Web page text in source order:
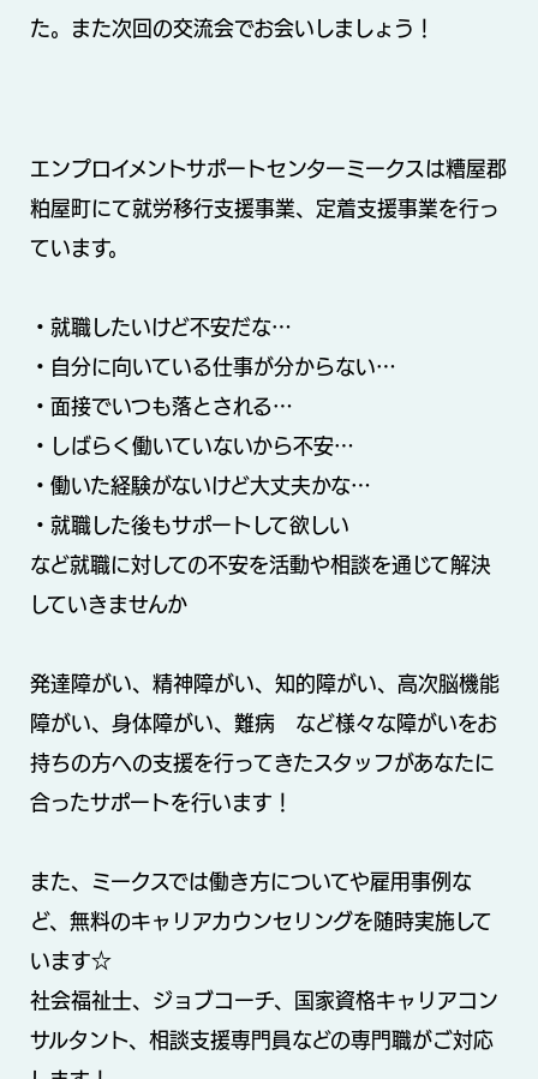
た。また次回の交流会でお会いしましょう！
エンプロイメントサポートセンターミークスは糟屋郡
粕屋町にて就労移行支援事業、定着支援事業を行っ
ています。
・就職したいけど不安だな…
・自分に向いている仕事が分からない…
・面接でいつも落とされる…
・しばらく働いていないから不安…
・働いた経験がないけど大丈夫かな…
・就職した後もサポートして欲しい
など就職に対しての不安を活動や相談を通じて解決
していきませんか
発達障がい、精神障がい、知的障がい、高次脳機能
障がい、身体障がい、難病 など様々な障がいをお
持ちの方への支援を行ってきたスタッフがあなたに
合ったサポートを行います！
また、ミークスでは働き方についてや雇用事例な
ど、無料のキャリアカウンセリングを随時実施して
います☆
社会福祉士、ジョブコーチ、国家資格キャリアコン
サルタント、相談支援専門員などの専門職がご対応